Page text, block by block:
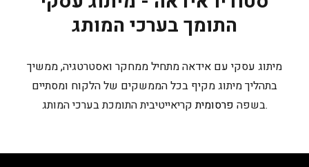
התומך בערכי המותג
מיתוג עסקי עם אידאה מתחיל ממחקר ואסטרטגיה, ממשיך
בתהליך מיתוג מקיף בכל הממשקים של הלקוח ומסתיים
בשפה פרסומית קריאייטיבית התומכת בערכי המותג.